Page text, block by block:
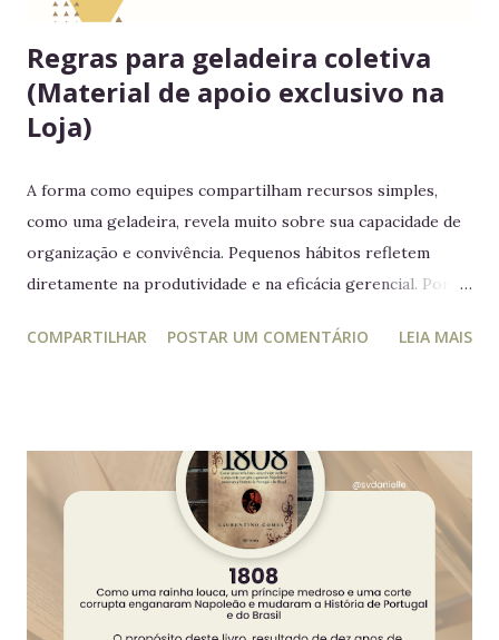
Regras para geladeira coletiva
(Material de apoio exclusivo na
Loja)
A forma como equipes compartilham recursos simples,
como uma geladeira, revela muito sobre sua capacidade de
organização e convivência. Pequenos hábitos refletem
diretamente na produtividade e na eficácia gerencial. Por
da educação estratégica e gerencial : respeito ao espaço
convivência e evita conflitos desnecessários. 2. Organize
seus alimentos em um único espaço Facilita o controle da
validade e mantém a geladeira práticas para todos. 3.
Consuma apenas o que é seu Evita mal-entendidos e
reforça a confiança entre colegas. 4. Derramou algo? Limpe
na hora Higiene imediata garante um ambiente limpo e
COMPARTILHAR POSTAR UM COMENTÁRIO LEIA MAIS